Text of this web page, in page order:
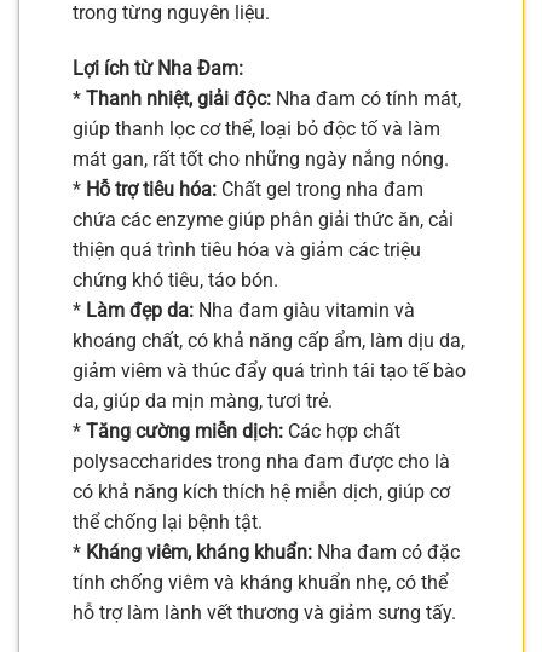
trong từng nguyên liệu.
Lợi ích từ Nha Đam:
* Thanh nhiệt, giải độc: Nha đam có tính mát,
giúp thanh lọc cơ thể, loại bỏ độc tố và làm
mát gan, rất tốt cho những ngày nắng nóng.
* Hỗ trợ tiêu hóa: Chất gel trong nha đam
chứa các enzyme giúp phân giải thức ăn, cải
thiện quá trình tiêu hóa và giảm các triệu
chứng khó tiêu, táo bón.
* Làm đẹp da: Nha đam giàu vitamin và
khoáng chất, có khả năng cấp ẩm, làm dịu da,
giảm viêm và thúc đẩy quá trình tái tạo tế bào
da, giúp da mịn màng, tươi trẻ.
* Tăng cường miễn dịch: Các hợp chất
polysaccharides trong nha đam được cho là
có khả năng kích thích hệ miễn dịch, giúp cơ
thể chống lại bệnh tật.
* Kháng viêm, kháng khuẩn: Nha đam có đặc
tính chống viêm và kháng khuẩn nhẹ, có thể
hỗ trợ làm lành vết thương và giảm sưng tấy.